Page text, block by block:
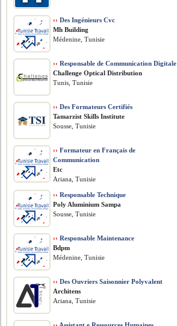
›› Des Ingénieurs Cvc
Mh Building
Médenine, Tunisie
›› Responsable de Communication Digitale
Challenge Optical Distribution
Tunis, Tunisie
›› Des Formateurs Certifiés
Tamarzist Skills Institute
Sousse, Tunisie
›› Formateur en Français de
Communication
Etc
Ariana, Tunisie
›› Responsable Technique
Poly Aluminium Sampa
Sousse, Tunisie
›› Responsable Maintenance
Bdpm
Médenine, Tunisie
›› Des Ouvriers Saisonnier Polyvalent
Architens
Ariana, Tunisie